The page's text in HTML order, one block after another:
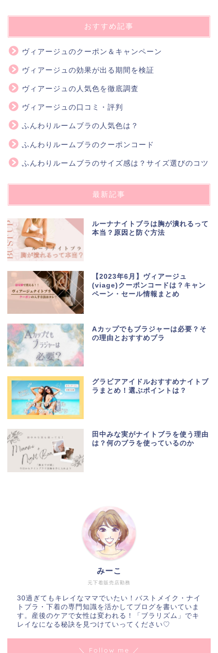
おすすめ記事
ヴィアージュのクーポン＆キャンペーン
ヴィアージュの効果が出る期間を検証
ヴィアージュの人気色を徹底調査
ヴィアージュの口コミ・評判
ふんわりルームブラの人気色は？
ふんわりルームブラのクーポンコード
ふんわりルームブラのサイズ感は？サイズ選びのコツ
最新記事
ルーナナイトブラは胸が潰れるって
本当？原因と防ぐ方法
【2023年6月】ヴィアージュ
(viage)クーポンコードは？キャン
ペーン・セール情報まとめ
Aカップでもブラジャーは必要？そ
の理由とおすすめブラ
グラビアアイドルおすすめナイトブ
ラまとめ！選ぶポイントは？
田中みな実がナイトブラを使う理由
は？何のブラを使っているのか
元下着販売店勤務
みーこ
30過ぎてもキレイなママでいたい！バストメイク・ナイ
トブラ・下着の専門知識を活かしてブログを書いていま
す。産後のケアで女性は変われる！「ブラリズム」でキ
レイなになる秘訣を見つけていってください♡
＼ Follow me ／